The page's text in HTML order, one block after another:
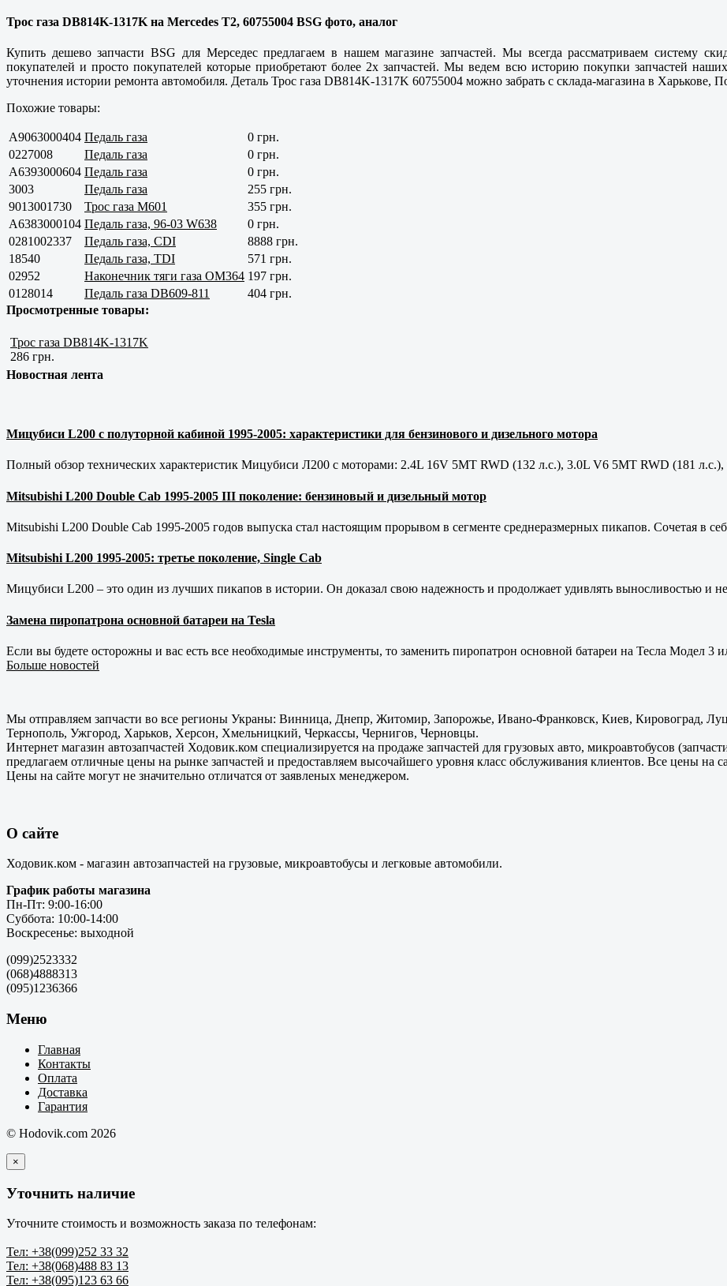
Трос газа DB814K-1317K на Mercedes T2, 60755004 BSG фото, аналог
Купить дешево запчасти BSG для Мерседес предлагаем в нашем магазине запчастей. Мы всегда рассматриваем систему
покупателей и просто покупателей которые приобретают более 2х запчастей. Мы ведем всю историю покупки запчастей
уточнения истории ремонта автомобиля. Деталь Трос газа DB814K-1317K 60755004 можно забрать с склада-магазина в Харькове,
Похожие товары:
A9063000404 Педаль газа
0 грн.
0227008
Педаль газа
0 грн.
A6393000604 Педаль газа
0 грн.
3003
Педаль газа
255 грн.
9013001730
Трос газа M601
355 грн.
A6383000104 Педаль газа, 96-03 W638
0 грн.
0281002337
Педаль газа, CDI
8888 грн.
18540
Педаль газа, ТDI
571 грн.
02952
Наконечник тяги газа OM364 197 грн.
0128014
Педаль газа DB609-811
404 грн.
Просмотренные товары:
Трос газа DB814K-1317K
286 грн.
Новостная лента
Мицубиси L200 с полуторной кабиной 1995-2005: характеристики для бензинового и дизельного мотора
Полный обзор технических характеристик Мицубиси Л200 с моторами: 2.4L 16V 5MT RWD (132 л.с.), 3.0L V6 5MT RWD (181
Mitsubishi L200 Double Cab 1995-2005 III поколение: бензиновый и дизельный мотор
Mitsubishi L200 Double Cab 1995-2005 годов выпуска стал настоящим прорывом в сегменте среднеразмерных пикапов. Сочетая в
Mitsubishi L200 1995-2005: третье поколение, Single Cab
Мицубиси L200 – это один из лучших пикапов в истории. Он доказал свою надежность и продолжает удивлять выносливостью и
Замена пиропатрона основной батареи на Tesla
Если вы будете осторожны и вас есть все необходимые инструменты, то заменить пиропатрон основной батареи на Тесла Модел 3
Больше новостей
Мы отправляем запчасти во все регионы Украны: Винница, Днепр, Житомир, Запорожье, Ивано-Франковск, Киев, Кировоград,
Тернополь, Ужгород, Харьков, Херсон, Хмельницкий, Черкассы, Чернигов, Черновцы.
Интернет магазин автозапчастей Ходовик.ком специализируется на продаже запчастей для грузовых авто, микроавтобусов
предлагаем отличные цены на рынке запчастей и предоставляем высочайшего уровня класс обслуживания клиентов. Все цены на
Цены на сайте могут не значительно отличатся от заявленых менеджером.
О сайте
Ходовик.ком - магазин автозапчастей на грузовые, микроавтобусы и легковые автомобили.
График работы магазина
Пн-Пт: 9:00-16:00
Суббота: 10:00-14:00
Воскресенье: выходной
(099)2523332
(068)4888313
(095)1236366
Меню
Главная
Контакты
Оплата
Доставка
Гарантия
© Hodovik.com 2026
×
Уточнить наличие
Уточните стоимость и возможность заказа по телефонам:
Тел: +38(099)252 33 32
Тел: +38(068)488 83 13
Тел: +38(095)123 63 66